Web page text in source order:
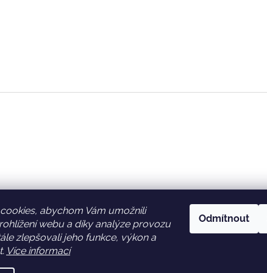
abychom Vám umožnili
webu a díky analýze provozu
zlepšovali jeho funkce, výkon a
Více informací
Odmítnout
Facebook Věrnostní slevy